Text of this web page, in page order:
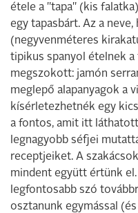
étele a "tapa" (kis
egy tapasbárt. Az a
(negyvenméteres
tipikus spanyol ételnek
megszokott: jamón
meglepő alapanyagok a
kísérletezhetnék egy
a fontos, amit itt láthatott
legnagyobb séfjei
receptjeiket. A
mindent együtt értünk el.
legfontosabb szó
osztanunk egymással